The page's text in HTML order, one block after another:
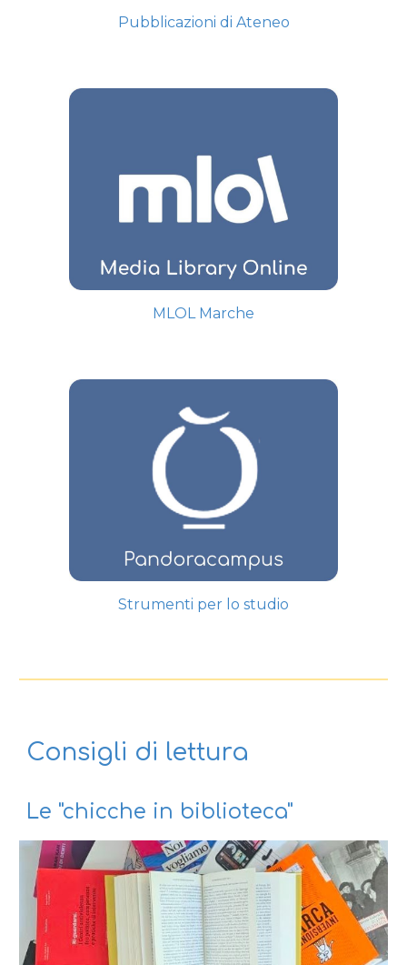
Pubblicazioni di Ateneo
M LOL Marche
Strumenti per lo studio
Consigli di lettura
Le "chicche in biblioteca"